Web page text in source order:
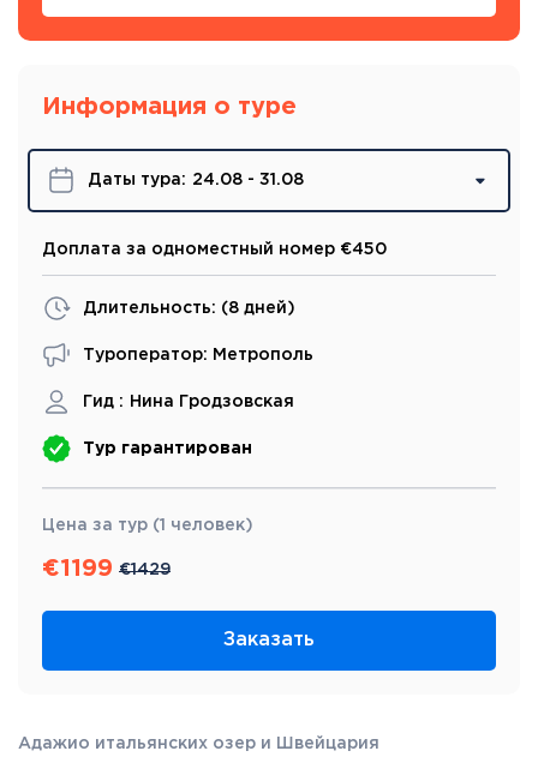
Информация о туре
Даты турa: 24.08 - 31.08
Доплата за одноместный номер €450
Длительность: (8 дней )
Туроператор: Метрополь
Гид : Нина Гродзовская
Тур гарантирован
Цена за тур (1 человек)
€1199 €1429
Заказать
Адажио итальянских озер и Швейцария